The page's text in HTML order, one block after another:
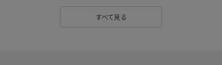
すべて見る